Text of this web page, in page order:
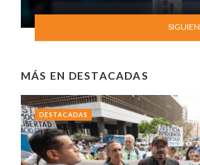
MÁS EN DESTACADAS
DESTACADAS